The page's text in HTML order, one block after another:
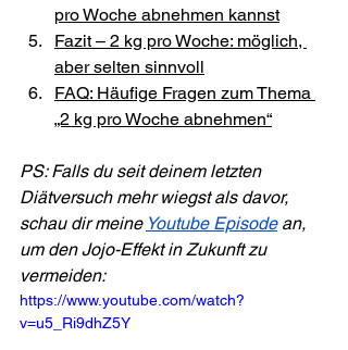
pro Woche abnehmen kannst
Fazit – 2 kg pro Woche: möglich,
aber selten sinnvoll
FAQ: Häufige Fragen zum Thema
„2 kg pro Woche abnehmen“
PS: Falls du seit deinem letzten
Diätversuch mehr wiegst als davor,
schau dir meine Youtube Episode an,
um den Jojo-Effekt in Zukunft zu
vermeiden:
https://www.youtube.com/watch?
v=u5_Ri9dhZ5Y